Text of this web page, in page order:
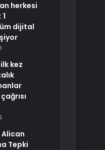
herkesi
dijital
kez
Tepki